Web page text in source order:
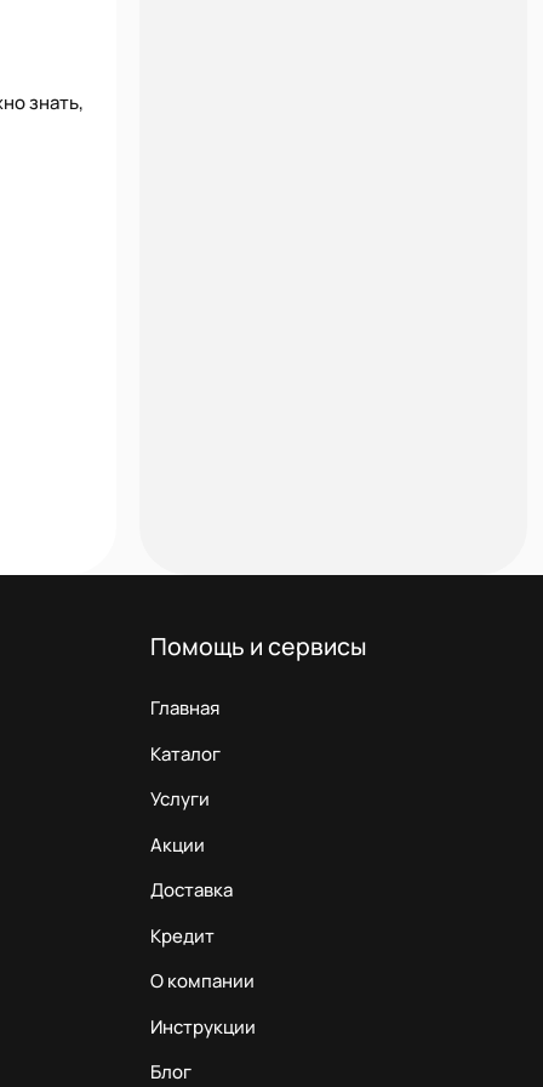
знать,
Помощь и сервисы
Главная
Каталог
Услуги
Акции
Доставка
Кредит
О компании
Инструкции
Блог